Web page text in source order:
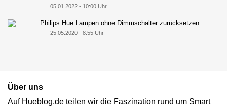
05.01.2022 - 10:00 Uhr
Philips Hue Lampen ohne Dimmschalter zurücksetzen
25.05.2020 - 8:55 Uhr
Über uns
Auf Hueblog.de teilen wir die Faszination rund um Smart